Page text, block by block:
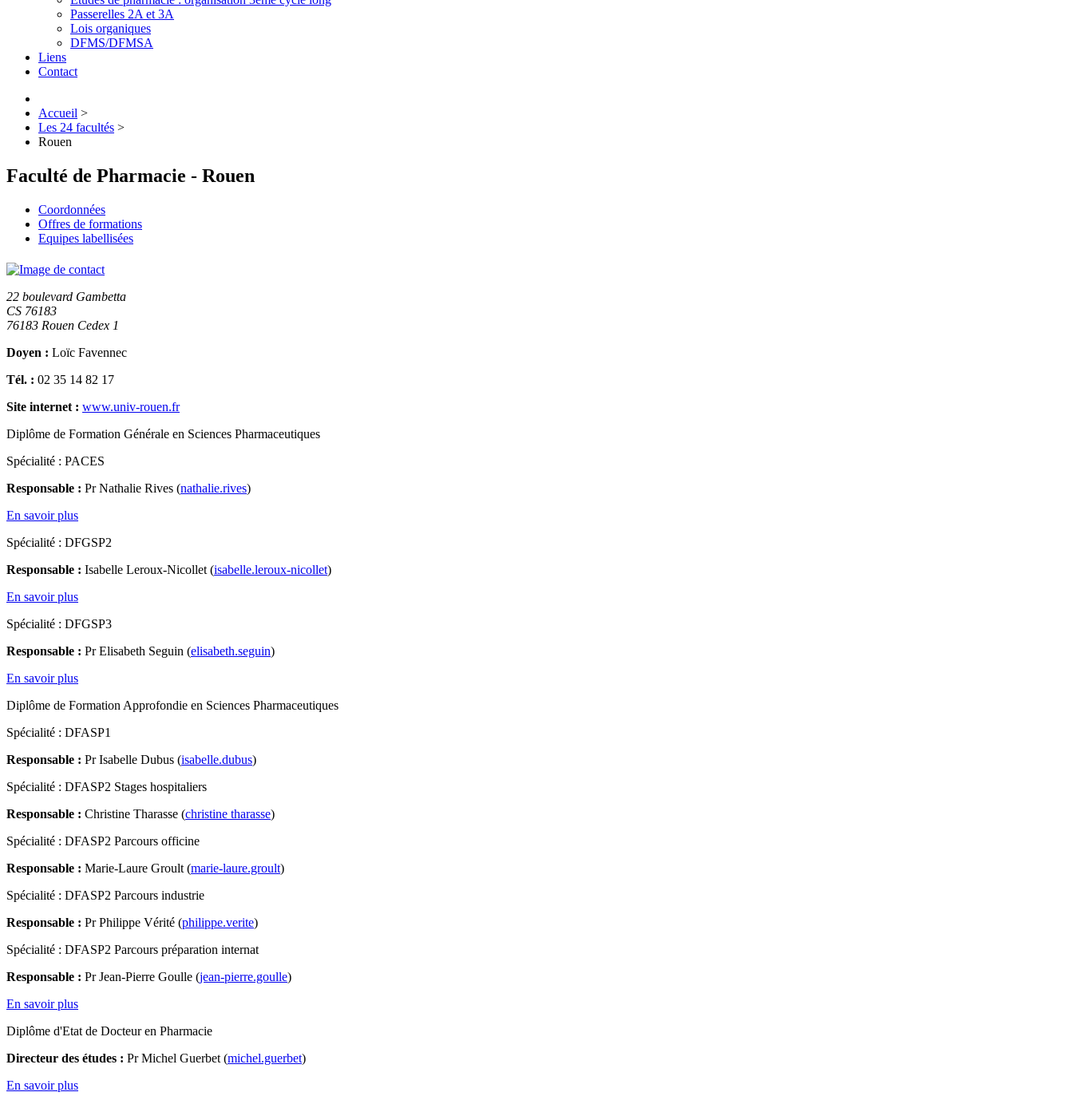
Passerelles 2A et 3A
Lois organiques
DFMS/DFMSA
Liens
Contact
Accueil >
Les 24 facultés >
Rouen
Faculté de Pharmacie - Rouen
Coordonnées
Offres de formations
Equipes labellisées
22 boulevard Gambetta
CS 76183
76183 Rouen Cedex 1
Doyen : Loïc Favennec
Tél. : 02 35 14 82 17
Site internet : www.univ-rouen.fr
Diplôme de Formation Générale en Sciences Pharmaceutiques
Spécialité : PACES
Responsable : Pr Nathalie Rives (nathalie.rives)
En savoir plus
Spécialité : DFGSP2
Responsable : Isabelle Leroux-Nicollet (isabelle.leroux-nicollet)
En savoir plus
Spécialité : DFGSP3
Responsable : Pr Elisabeth Seguin (elisabeth.seguin)
En savoir plus
Diplôme de Formation Approfondie en Sciences Pharmaceutiques
Spécialité : DFASP1
Responsable : Pr Isabelle Dubus (isabelle.dubus)
Spécialité : DFASP2 Stages hospitaliers
Responsable : Christine Tharasse (christine tharasse)
Spécialité : DFASP2 Parcours officine
Responsable : Marie-Laure Groult (marie-laure.groult)
Spécialité : DFASP2 Parcours industrie
Responsable : Pr Philippe Vérité (philippe.verite)
Spécialité : DFASP2 Parcours préparation internat
Responsable : Pr Jean-Pierre Goulle (jean-pierre.goulle)
En savoir plus
Diplôme d'Etat de Docteur en Pharmacie
Directeur des études : Pr Michel Guerbet (michel.guerbet)
En savoir plus